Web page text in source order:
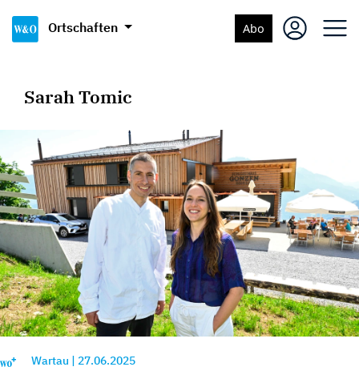
Ortschaften Abo
Sarah Tomic
Wartau 27.06.2025